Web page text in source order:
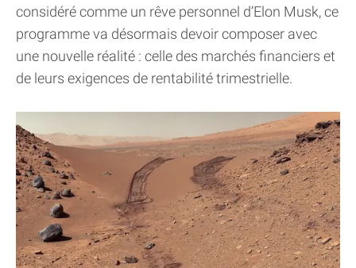
considéré comme un rêve personnel d’Elon Musk, ce
programme va désormais devoir composer avec
une nouvelle réalité : celle des marchés financiers et
de leurs exigences de rentabilité trimestrielle.